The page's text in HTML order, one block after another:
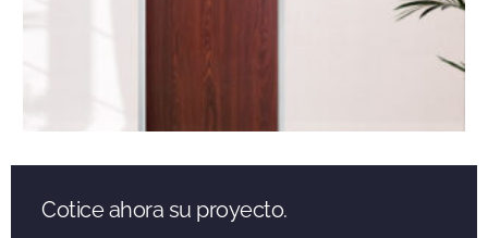
Cotice ahora su proyecto.